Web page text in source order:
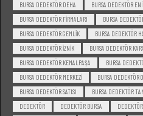
BURSA DEDEKTÖR DEHA
BURSA DEDEKTÖR
BURSA DEDEKTÖR FIRMALARI
BURSA
BURSA DEDEKTÖR GEMLIK
BURSA DEDEKTÖR
BURSA DEDEKTÖR IZNIK
BURSA DEDEKTÖR
BURSA DEDEKTÖR KEMALPAŞA
BURSA
BURSA DEDEKTÖR MERKEZI
BURSA DEDEKTÖR
BURSA DEDEKTÖR SATISI
BURSA DEDEKTÖR
DEDEKTÖR
DEDEKTÖR BURSA